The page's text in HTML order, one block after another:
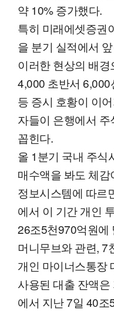
약 10% 증가했다.
특히 미래에셋증권
을 분기 실적에서
이러한 현상의 배
4,000 초반서
등 증시 호황이 이
자들이 은행에서
꼽힌다.
올 1분기 국내 주식
매수액을 봐도 체
정보시스템에 따르
에서 이 기간 개인
26조5천970억원에
머니무브와 관련, 7
개인 마이너스통장
사용된 대출 잔액
에서 지난 7일 40